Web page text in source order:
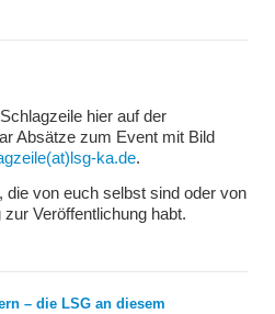
hier auf der
Absätze zum Event mit Bild
ka.de.
die von euch selbst sind oder von
Veröffentlichung habt.
– die LSG an diesem